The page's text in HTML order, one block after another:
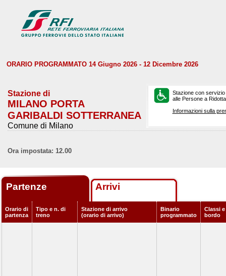
ORARIO PROGRAMMATO 14 Giugno 2026 - 12 Dicembre 2026
Stazione di
MILANO PORTA
GARIBALDI SOTTERRANEA
Comune di Milano
Stazione con
alle Persone a
Informazioni sulla
Ora impostata: 12.00
Partenze Arrivi
Orario di
partenza
Tipo e n. di
treno
Stazione di arrivo
(orario di arrivo)
Binario
programmato
Classi
bordo